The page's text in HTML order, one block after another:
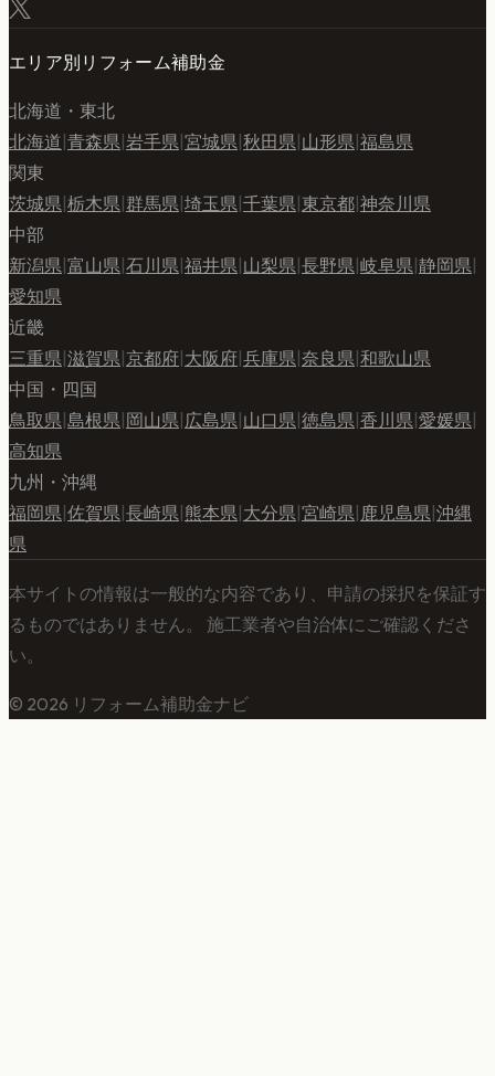
エリア別リフォーム補助金
北海道・東北
北海道 青森県 岩手県 宮城県 秋田県 山形県 福島県
関東
茨城県 栃木県 群馬県 埼玉県 千葉県 東京都 神奈川県
中部
新潟県 富山県 石川県 福井県 山梨県 長野県 岐阜県 静岡県
愛知県
近畿
三重県 滋賀県 京都府 大阪府 兵庫県 奈良県 和歌山県
中国・四国
鳥取県 島根県 岡山県 広島県 山口県 徳島県 香川県 愛媛県
高知県
九州・沖縄
福岡県 佐賀県 長崎県 熊本県 大分県 宮崎県 鹿児島県 沖縄
県
本サイトの情報は一般的な内容であり、申請の採択を保証す
るものではありません。 施工業者や自治体にご確認くださ
い。
© 2026 リフォーム補助金ナビ